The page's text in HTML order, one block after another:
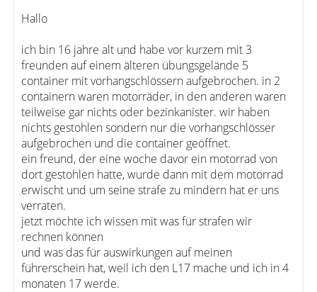
Hallo
ich bin 16 jahre alt und habe vor kurzem mit 3
freunden auf einem älteren übungsgelände 5
container mit vorhangschlössern aufgebrochen. in 2
containern waren motorräder, in den anderen waren
teilweise gar nichts oder bezinkanister. wir haben
nichts gestohlen sondern nur die vorhangschlösser
aufgebrochen und die container geöffnet.
ein freund, der eine woche davor ein motorrad von
dort gestohlen hatte, wurde dann mit dem motorrad
erwischt und um seine strafe zu mindern hat er uns
verraten.
jetzt möchte ich wissen mit was für strafen wir
rechnen können
und was das für auswirkungen auf meinen
führerschein hat, weil ich den L17 mache und ich in 4
monaten 17 werde.